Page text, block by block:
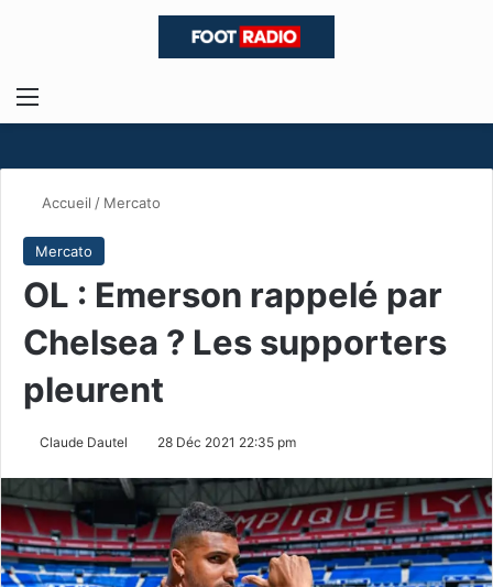
Menu
Accueil / Mercato
Mercato
OL : Emerson rappelé par
Chelsea ? Les supporters
pleurent
Claude Dautel 28 Déc 2021 22:35 pm